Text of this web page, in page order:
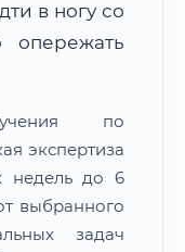
и просмотра
в ногу со
опережать
по
экспертиза
недель до 6
выбранного
задач